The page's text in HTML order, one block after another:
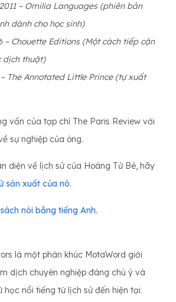
– Omilia Languages ​​(phiên bản
dành cho học sinh)
– Chouette Editions (Một cách tiếp cận
dịch thuật)
The Annotated Little Prince (tự xuất
vấn của tạp chí The Paris Review với
sự nghiệp của ông.
diện về lịch sử của Hoàng Tử Bé, hãy
sản xuất của nó.
sách nói bằng tiếng Anh.
là một phân khúc MotaWord giới
dịch chuyên nghiệp đáng chú ý và
học nổi tiếng từ lịch sử đến hiện tại.